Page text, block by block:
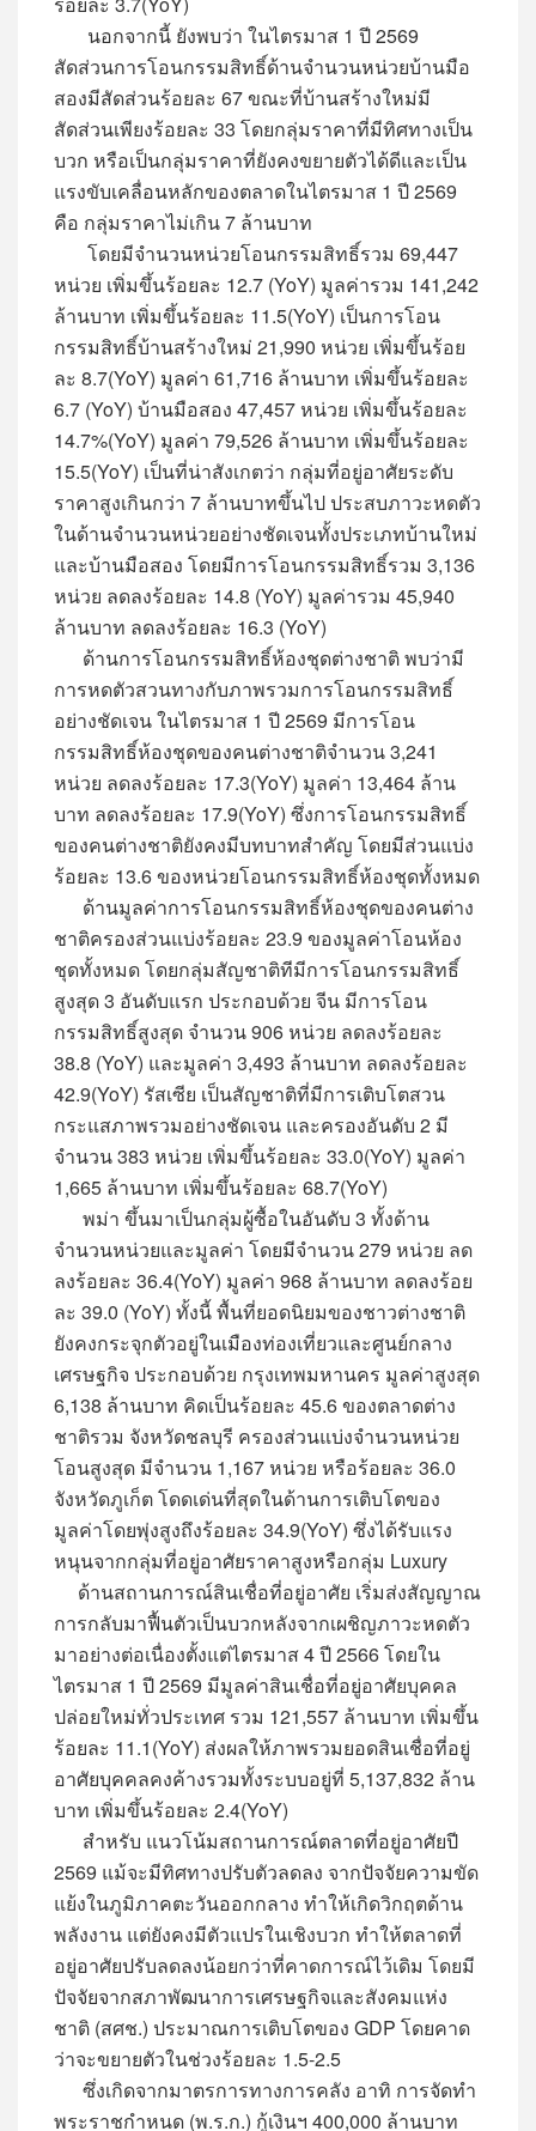
นอกจากนี้ ยังพบว่า ในไตรมาส 1 ปี 2569
สัดส่วนการโอนกรรมสิทธิ์ด้านจำนวนหน่วยบ้านมือ
สองมีสัดส่วนร้อยละ 67 ขณะที่บ้านสร้างใหม่มี
สัดส่วนเพียงร้อยละ 33 โดยกลุ่มราคาที่มีทิศทางเป็น
บวก หรือเป็นกลุ่มราคาที่ยังคงขยายตัวได้ดีและเป็น
แรงขับเคลื่อนหลักของตลาดในไตรมาส 1 ปี 2569
คือ กลุ่มราคาไม่เกิน 7 ล้านบาท
โดยมีจำนวนหน่วยโอนกรรมสิทธิ์รวม 69,447
หน่วย เพิ่มขึ้นร้อยละ 12.7 (YoY) มูลค่ารวม 141,242
ล้านบาท เพิ่มขึ้นร้อยละ 11.5(YoY) เป็นการโอน
กรรมสิทธิ์บ้านสร้างใหม่ 21,990 หน่วย เพิ่มขึ้นร้อย
ละ 8.7(YoY) มูลค่า 61,716 ล้านบาท เพิ่มขึ้นร้อยละ
6.7 (YoY) บ้านมือสอง 47,457 หน่วย เพิ่มขึ้นร้อยละ
14.7%(YoY) มูลค่า 79,526 ล้านบาท เพิ่มขึ้นร้อยละ
15.5(YoY) เป็นที่น่าสังเกตว่า กลุ่มที่อยู่อาศัยระดับ
ราคาสูงเกินกว่า 7 ล้านบาทขึ้นไป ประสบภาวะหดตัว
ในด้านจำนวนหน่วยอย่างชัดเจนทั้งประเภทบ้านใหม่
และบ้านมือสอง โดยมีการโอนกรรมสิทธิ์รวม 3,136
หน่วย ลดลงร้อยละ 14.8 (YoY) มูลค่ารวม 45,940
ล้านบาท ลดลงร้อยละ 16.3 (YoY)
ด้านการโอนกรรมสิทธิ์ห้องชุดต่างชาติ พบว่ามี
การหดตัวสวนทางกับภาพรวมการโอนกรรมสิทธิ์
อย่างชัดเจน ในไตรมาส 1 ปี 2569 มีการโอน
กรรมสิทธิ์ห้องชุดของคนต่างชาติจำนวน 3,241
หน่วย ลดลงร้อยละ 17.3(YoY) มูลค่า 13,464 ล้าน
บาท ลดลงร้อยละ 17.9(YoY) ซึ่งการโอนกรรมสิทธิ์
ของคนต่างชาติยังคงมีบทบาทสำคัญ โดยมีส่วนแบ่ง
ร้อยละ 13.6 ของหน่วยโอนกรรมสิทธิ์ห้องชุดทั้งหมด
ด้านมูลค่าการโอนกรรมสิทธิ์ห้องชุดของคนต่าง
ชาติครองส่วนแบ่งร้อยละ 23.9 ของมูลค่าโอนห้อง
ชุดทั้งหมด โดยกลุ่มสัญชาติทีมีการโอนกรรมสิทธิ์
สูงสุด 3 อันดับแรก ประกอบด้วย จีน มีการโอน
กรรมสิทธิ์สูงสุด จำนวน 906 หน่วย ลดลงร้อยละ
38.8 (YoY) และมูลค่า 3,493 ล้านบาท ลดลงร้อยละ
42.9(YoY) รัสเซีย เป็นสัญชาติที่มีการเติบโตสวน
กระแสภาพรวมอย่างชัดเจน และครองอันดับ 2 มี
จำนวน 383 หน่วย เพิ่มขึ้นร้อยละ 33.0(YoY) มูลค่า
1,665 ล้านบาท เพิ่มขึ้นร้อยละ 68.7(YoY)
พม่า ขึ้นมาเป็นกลุ่มผู้ซื้อในอันดับ 3 ทั้งด้าน
จำนวนหน่วยและมูลค่า โดยมีจำนวน 279 หน่วย ลด
ลงร้อยละ 36.4(YoY) มูลค่า 968 ล้านบาท ลดลงร้อย
ละ 39.0 (YoY) ทั้งนี้ พื้นที่ยอดนิยมของชาวต่างชาติ
ยังคงกระจุกตัวอยู่ในเมืองท่องเที่ยวและศูนย์กลาง
เศรษฐกิจ ประกอบด้วย กรุงเทพมหานคร มูลค่าสูงสุด
6,138 ล้านบาท คิดเป็นร้อยละ 45.6 ของตลาดต่าง
ชาติรวม จังหวัดชลบุรี ครองส่วนแบ่งจำนวนหน่วย
โอนสูงสุด มีจำนวน 1,167 หน่วย หรือร้อยละ 36.0
จังหวัดภูเก็ต โดดเด่นที่สุดในด้านการเติบโตของ
มูลค่าโดยพุ่งสูงถึงร้อยละ 34.9(YoY) ซึ่งได้รับแรง
หนุนจากกลุ่มที่อยู่อาศัยราคาสูงหรือกลุ่ม Luxury
ด้านสถานการณ์สินเชื่อที่อยู่อาศัย เริ่มส่งสัญญาณ
การกลับมาฟื้นตัวเป็นบวกหลังจากเผชิญภาวะหดตัว
มาอย่างต่อเนื่องตั้งแต่ไตรมาส 4 ปี 2566 โดยใน
ไตรมาส 1 ปี 2569 มีมูลค่าสินเชื่อที่อยู่อาศัยบุคคล
ปล่อยใหม่ทั่วประเทศ รวม 121,557 ล้านบาท เพิ่มขึ้น
ร้อยละ 11.1(YoY) ส่งผลให้ภาพรวมยอดสินเชื่อที่อยู่
อาศัยบุคคลคงค้างรวมทั้งระบบอยู่ที่ 5,137,832 ล้าน
บาท เพิ่มขึ้นร้อยละ 2.4(YoY)
สำหรับ แนวโน้มสถานการณ์ตลาดที่อยู่อาศัยปี
2569 แม้จะมีทิศทางปรับตัวลดลง จากปัจจัยความขัด
แย้งในภูมิภาคตะวันออกกลาง ทำให้เกิดวิกฤตด้าน
พลังงาน แต่ยังคงมีตัวแปรในเชิงบวก ทำให้ตลาดที่
อยู่อาศัยปรับลดลงน้อยกว่าที่คาดการณ์ไว้เดิม โดยมี
ปัจจัยจากสภาพัฒนาการเศรษฐกิจและสังคมแห่ง
ชาติ (สศช.) ประมาณการเติบโตของ GDP โดยคาด
ว่าจะขยายตัวในช่วงร้อยละ 1.5-2.5
ซึ่งเกิดจากมาตรการทางการคลัง อาทิ การจัดทำ
พระราชกำหนด (พ.ร.ก.) กู้เงินฯ 400,000 ล้านบาท